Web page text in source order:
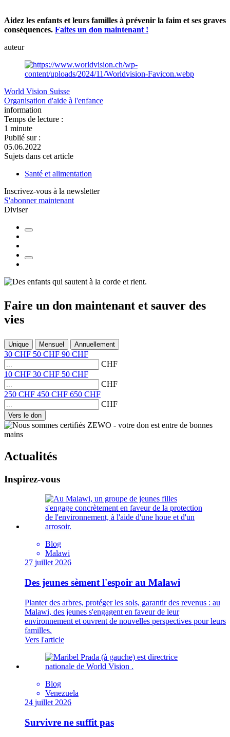
Aidez les enfants et leurs familles à prévenir la faim et ses graves
conséquences. Faites un don maintenant !
auteur
World Vision Suisse
Organisation d'aide à l'enfance
information
Temps de lecture :
1 minute
Publié sur :
05.06.2022
Sujets dans cet article
Santé et alimentation
Inscrivez-vous à la newsletter
S'abonner maintenant
Diviser
Faire un don maintenant et sauver des
vies
Unique Mensuel Annuellement
30 CHF 50 CHF 90 CHF
CHF
10 CHF 30 CHF 50 CHF
CHF
250 CHF 450 CHF 650 CHF
CHF
Vers le don
Actualités
Inspirez-vous
Blog
Malawi
27 juillet 2026
Des jeunes sèment l'espoir au Malawi
Planter des arbres, protéger les sols, garantir des revenus : au
Malawi, des jeunes s'engagent en faveur de leur
environnement et ouvrent de nouvelles perspectives pour leurs
familles.
Vers l'article
Blog
Venezuela
24 juillet 2026
Survivre ne suffit pas